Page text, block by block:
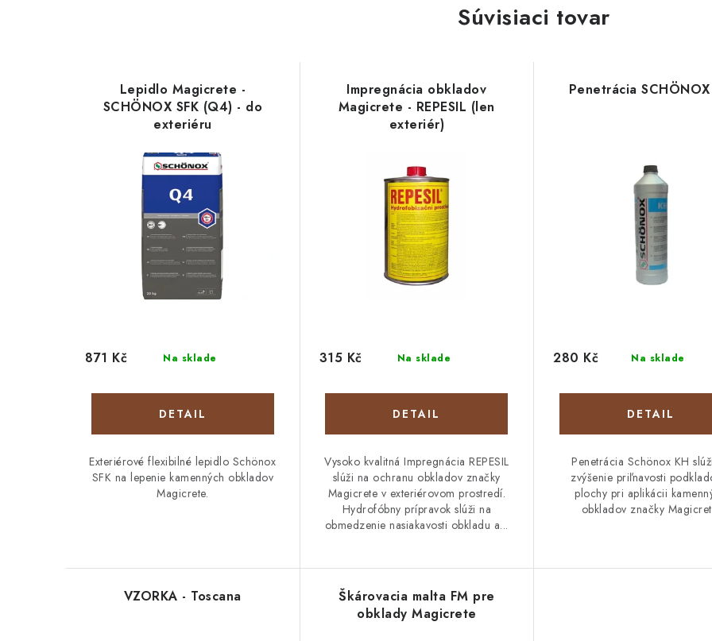
Súvisiaci tovar
Lepidlo Magicrete -
SCHÖNOX SFK (Q4) - do
exteriéru
Na sklade
871 Kč
DETAIL
Exteriérové flexibilné lepidlo Schönox
SFK na lepenie kamenných obkladov
Magicrete.
Impregnácia obkladov
Magicrete - REPESIL (len
exteriér)
Na sklade
315 Kč
DETAIL
Vysoko kvalitná Impregnácia REPESIL
slúži na ochranu obkladov značky
Magicrete v exteriérovom prostredí.
Hydrofóbny prípravok slúži na
obmedzenie nasiakavosti obkladu a...
Penetrácia
Na sklade
280 Kč
DETAIL
Penetrácia Schönox KH
zvýšenie priľnavosti
plochy pri aplikácii
obkladov značky
VZORKA - Toscana
Škárovacia malta FM pre
obklady Magicrete